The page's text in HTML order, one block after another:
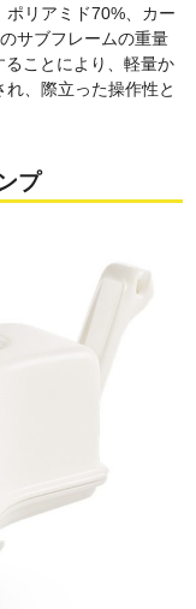
リアミド70%、カー
サブフレームの重量
ことにより、軽量か
、際立った操作性と
プ